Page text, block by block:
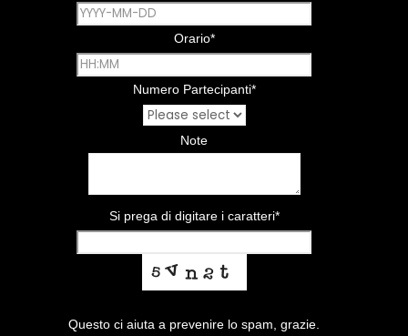
Orario*
Numero Partecipanti*
Note
Si prega di digitare i caratteri*
Questo ci aiuta a prevenire lo spam, grazie.